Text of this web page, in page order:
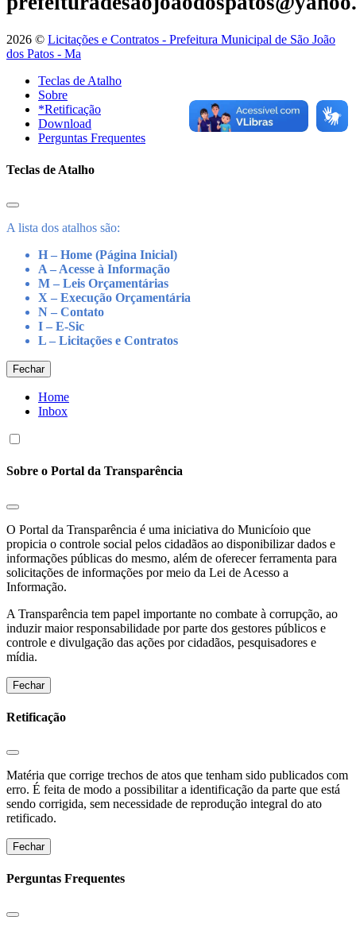
2026 © Licitações e Contratos - Prefeitura Municipal de São João
dos Patos - Ma
Teclas de Atalho
Sobre
*Retificação
Download
Perguntas Frequentes
Teclas de Atalho
A lista dos atalhos são:
H – Home (Página Inicial)
A – Acesse à Informação
M – Leis Orçamentárias
X – Execução Orçamentária
N – Contato
I – E-Sic
L – Licitações e Contratos
Fechar
Home
Inbox
Sobre o Portal da Transparência
O Portal da Transparência é uma iniciativa do Municíoio que
propicia o controle social pelos cidadãos ao disponibilizar dados e
informações públicas do mesmo, além de oferecer ferramenta para
solicitações de informações por meio da Lei de Acesso a
Informação.
A Transparência tem papel importante no combate à corrupção, ao
induzir maior responsabilidade por parte dos gestores públicos e
controle e divulgação das ações por cidadãos, pesquisadores e
mídia.
Fechar
Retificação
Matéria que corrige trechos de atos que tenham sido publicados com
erro. É feita de modo a possibilitar a identificação da parte que está
sendo corrigida, sem necessidade de reprodução integral do ato
retificado.
Fechar
Perguntas Frequentes